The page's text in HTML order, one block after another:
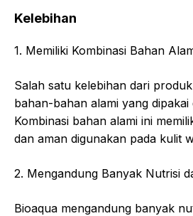
Kelebihan
1. Memiliki Kombinasi Bahan
Salah satu kelebihan dari
bahan-bahan alami yang
Kombinasi bahan alami ini
dan aman digunakan pada kulit
2. Mengandung Banyak Nutrisi
Bioaqua mengandung banyak